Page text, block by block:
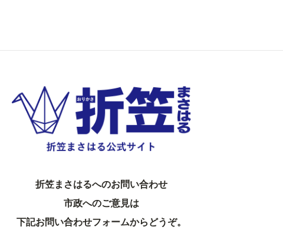
折笠まさはるへのお問い合わせ
市政へのご意見は
下記お問い合わせフォームからどうぞ。